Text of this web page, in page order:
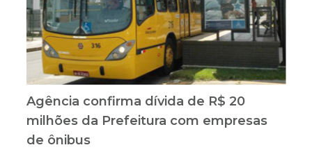
Agência confirma dívida de R$ 20
milhões da Prefeitura com empresas
de ônibus